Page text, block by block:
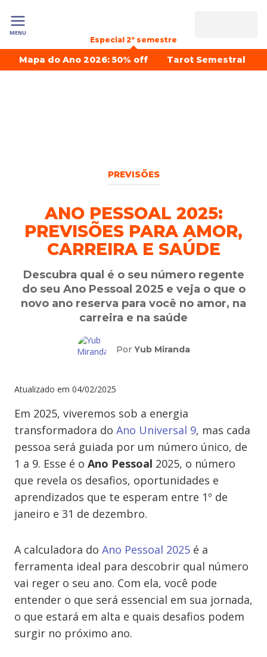
MENU
Especial 2º semestre
Mapa do Ano 2026: 50% off Tarot Semestral
PREVISÕES
ANO PESSOAL 2025:
PREVISÕES PARA AMOR,
CARREIRA E SAÚDE
Descubra qual é o seu número regente
do seu Ano Pessoal 2025 e veja o que o
novo ano reserva para você no amor, na
carreira e na saúde
Por Yub Miranda
Atualizado em 04/02/2025
Em 2025, viveremos sob a energia
transformadora do Ano Universal 9, mas cada
pessoa será guiada por um número único, de
1 a 9. Esse é o Ano Pessoal 2025, o número
que revela os desafios, oportunidades e
aprendizados que te esperam entre 1º de
janeiro e 31 de dezembro.
A calculadora do Ano Pessoal 2025 é a
ferramenta ideal para descobrir qual número
vai reger o seu ano. Com ela, você pode
entender o que será essencial em sua jornada,
o que estará em alta e quais desafios podem
surgir no próximo ano.